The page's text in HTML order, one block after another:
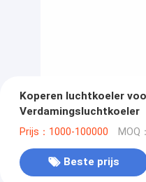
Koperen luchtkoeler
Verdamingsluchtkoeler
Prijs：1000-100000 MOQ
Beste prijs